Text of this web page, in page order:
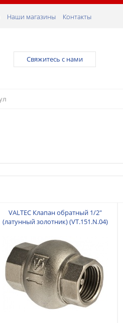
Наши магазины Контакты
Свяжитесь с нами
VALTEC Клапан обратный 1/2"
(латунный золотник) (VT.151.N.04)